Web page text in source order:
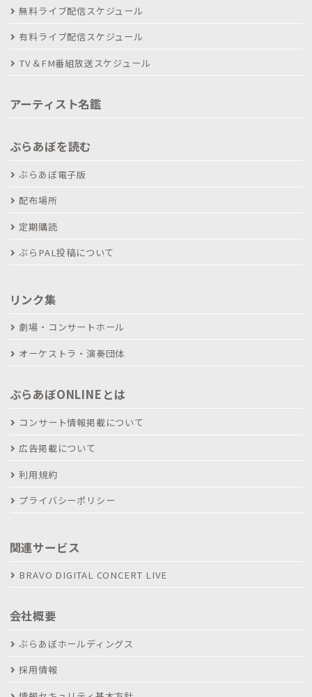
無料ライブ配信スケジュール
有料ライブ配信スケジュール
TV＆FM番組放送スケジュール
アーティスト名鑑
ぶらあぼを読む
ぶらあぼ電子版
配布場所
定期購読
ぶらPAL投稿について
リンク集
劇場・コンサートホール
オーケストラ・演奏団体
ぶらあぼONLINEとは
コンサート情報掲載について
広告掲載について
利用規約
プライバシーポリシー
関連サービス
BRAVO DIGITAL CONCERT LIVE
会社概要
ぶらあぼホールディングス
採用情報